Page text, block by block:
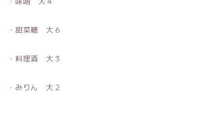
・甜菜糖 大６
・料理酒 大３
・みりん 大２